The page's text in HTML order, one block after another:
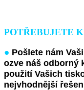
POTŘEBUJETE
● Pošlete nám Vaši
ozve náš odborný
použití Vašich
nejvhodnější